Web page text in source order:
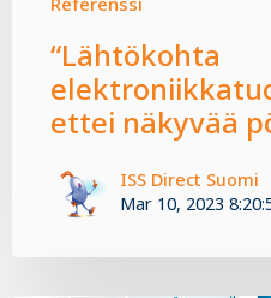
“Lähtökohta
ettei näkyvää
ISS Direct Suomi
Mar 10, 2023